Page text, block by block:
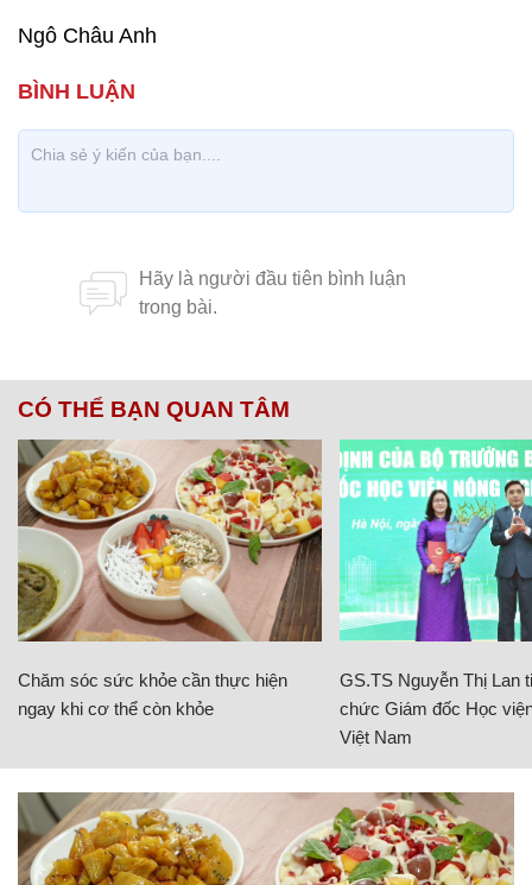
Ngô Châu Anh
CÓ THỂ BẠN QUAN TÂM
Chăm sóc sức khỏe cần thực hiện
ngay khi cơ thể còn khỏe
GS.TS Nguyễn Thị Lan
chức Giám đốc Học
Việt Nam